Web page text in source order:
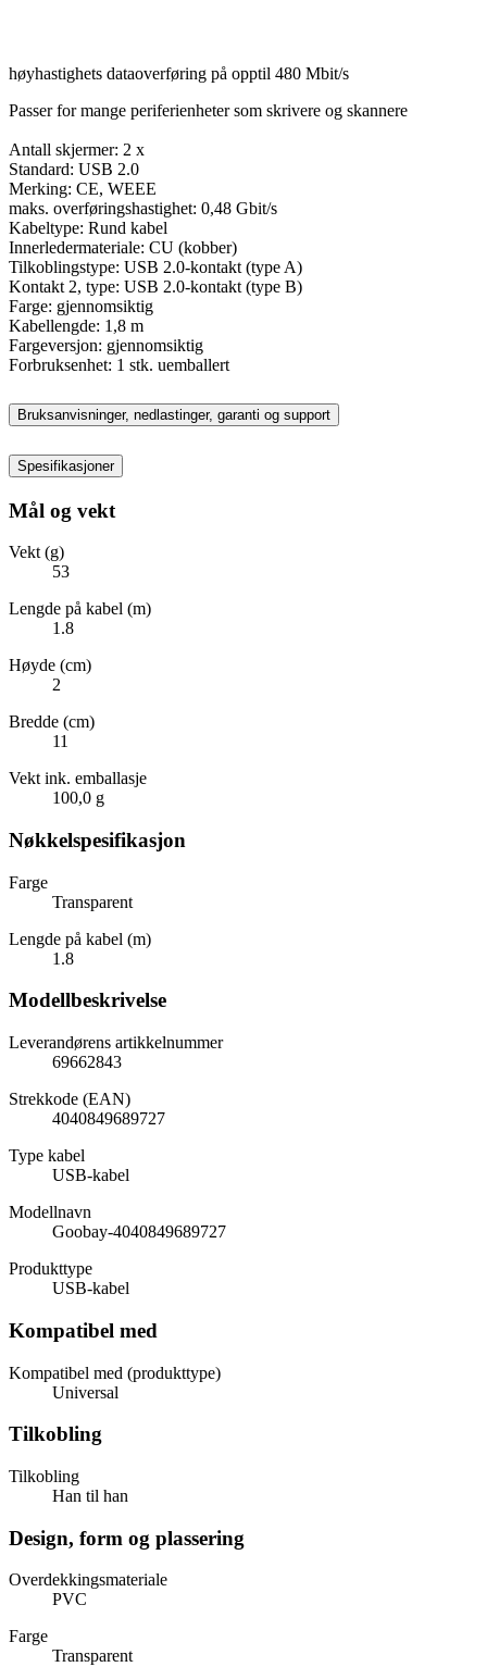
høyhastighets dataoverføring på opptil 480 Mbit/s
Passer for mange periferienheter som skrivere og skannere
Antall skjermer: 2 x
Standard: USB 2.0
Merking: CE, WEEE
maks. overføringshastighet: 0,48 Gbit/s
Kabeltype: Rund kabel
Innerledermateriale: CU (kobber)
Tilkoblingstype: USB 2.0-kontakt (type A)
Kontakt 2, type: USB 2.0-kontakt (type B)
Farge: gjennomsiktig
Kabellengde: 1,8 m
Fargeversjon: gjennomsiktig
Forbruksenhet: 1 stk. uemballert
Bruksanvisninger, nedlastinger, garanti og support
Spesifikasjoner
Mål og vekt
Vekt (g)
53
Lengde på kabel (m)
1.8
Høyde (cm)
2
Bredde (cm)
11
Vekt ink. emballasje
100,0 g
Nøkkelspesifikasjon
Farge
Transparent
Lengde på kabel (m)
1.8
Modellbeskrivelse
Leverandørens artikkelnummer
69662843
Strekkode (EAN)
4040849689727
Type kabel
USB-kabel
Modellnavn
Goobay-4040849689727
Produkttype
USB-kabel
Kompatibel med
Kompatibel med (produkttype)
Universal
Tilkobling
Tilkobling
Han til han
Design, form og plassering
Overdekkingsmateriale
PVC
Farge
Transparent